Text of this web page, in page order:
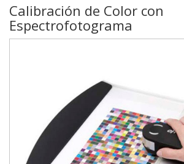
975
628
Enviar
Calibración de Color con
Espectrofotograma